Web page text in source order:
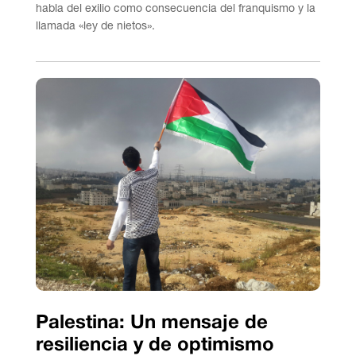
habla del exilio como consecuencia del franquismo y la
llamada «ley de nietos».
Palestina: Un mensaje de
resiliencia y de optimismo